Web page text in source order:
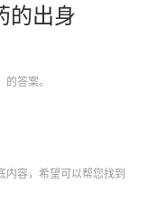
的出身
答案。
容，希望可以帮您找到